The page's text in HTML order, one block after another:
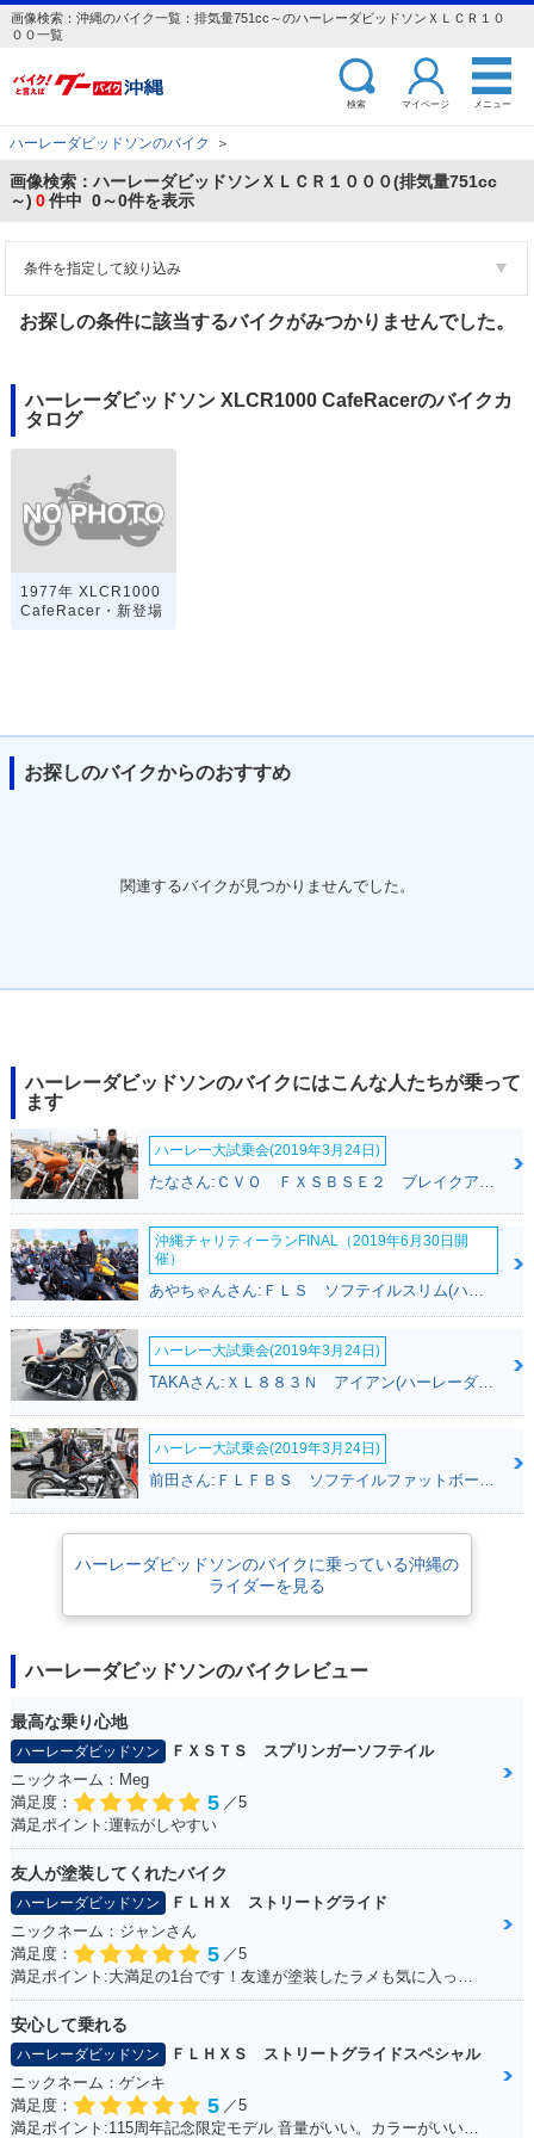
画像検索：沖縄のバイク一覧：排気量751cc～のハーレーダビッドソンＸＬＣＲ１０
００一覧
検索 マイページ メニュー
ハーレーダビッドソンのバイク ＞
画像検索：ハーレーダビッドソンＸＬＣＲ１０００(排気量751cc
～) 0件中 0～0件を表示
条件を指定して絞り込み
お探しの条件に該当するバイクがみつかりませんでした。
ハーレーダビッドソン XLCR1000 CafeRacerのバイクカ
タログ
1977年 XLCR1000
CafeRacer・新登場
お探しのバイクからのおすすめ
関連するバイクが見つかりませんでした。
ハーレーダビッドソンのバイクにはこんな人たちが乗って
ます
ハーレー大試乗会(2019年3月24日)
沖縄チャリティーランFINAL（2019年6月30日開
催）
あやちゃんさん:ＦＬＳ ソフテイルスリム(ハーレーダビッドソン)
ハーレー大試乗会(2019年3月24日)
TAKAさん:ＸＬ８８３Ｎ アイアン(ハーレーダビッドソン)
ハーレー大試乗会(2019年3月24日)
前田さん:ＦＬＦＢＳ ソフテイルファットボーイ１１４(ハーレーダビッドソン)
ハーレーダビッドソンのバイクに乗っている沖縄の
ライダーを見る
ハーレーダビッドソンのバイクレビュー
最高な乗り心地
ハーレーダビッドソン
ＦＸＳＴＳ スプリンガーソフテイル
ニックネーム：Meg
満足度：
5 ／5
満足ポイント:運転がしやすい
友人が塗装してくれたバイク
ハーレーダビッドソン
ＦＬＨＸ ストリートグライド
ニックネーム：ジャンさん
満足度：
5 ／5
安心して乗れる
ハーレーダビッドソン
ＦＬＨＸＳ ストリートグライドスペシャル
ニックネーム：ゲンキ
満足度：
5 ／5
満足ポイント:115周年記念限定モデル 音量がいい。カラーがいい！カムを交換している。音が良くなった。 外観をいじってカスタムしていきたい。